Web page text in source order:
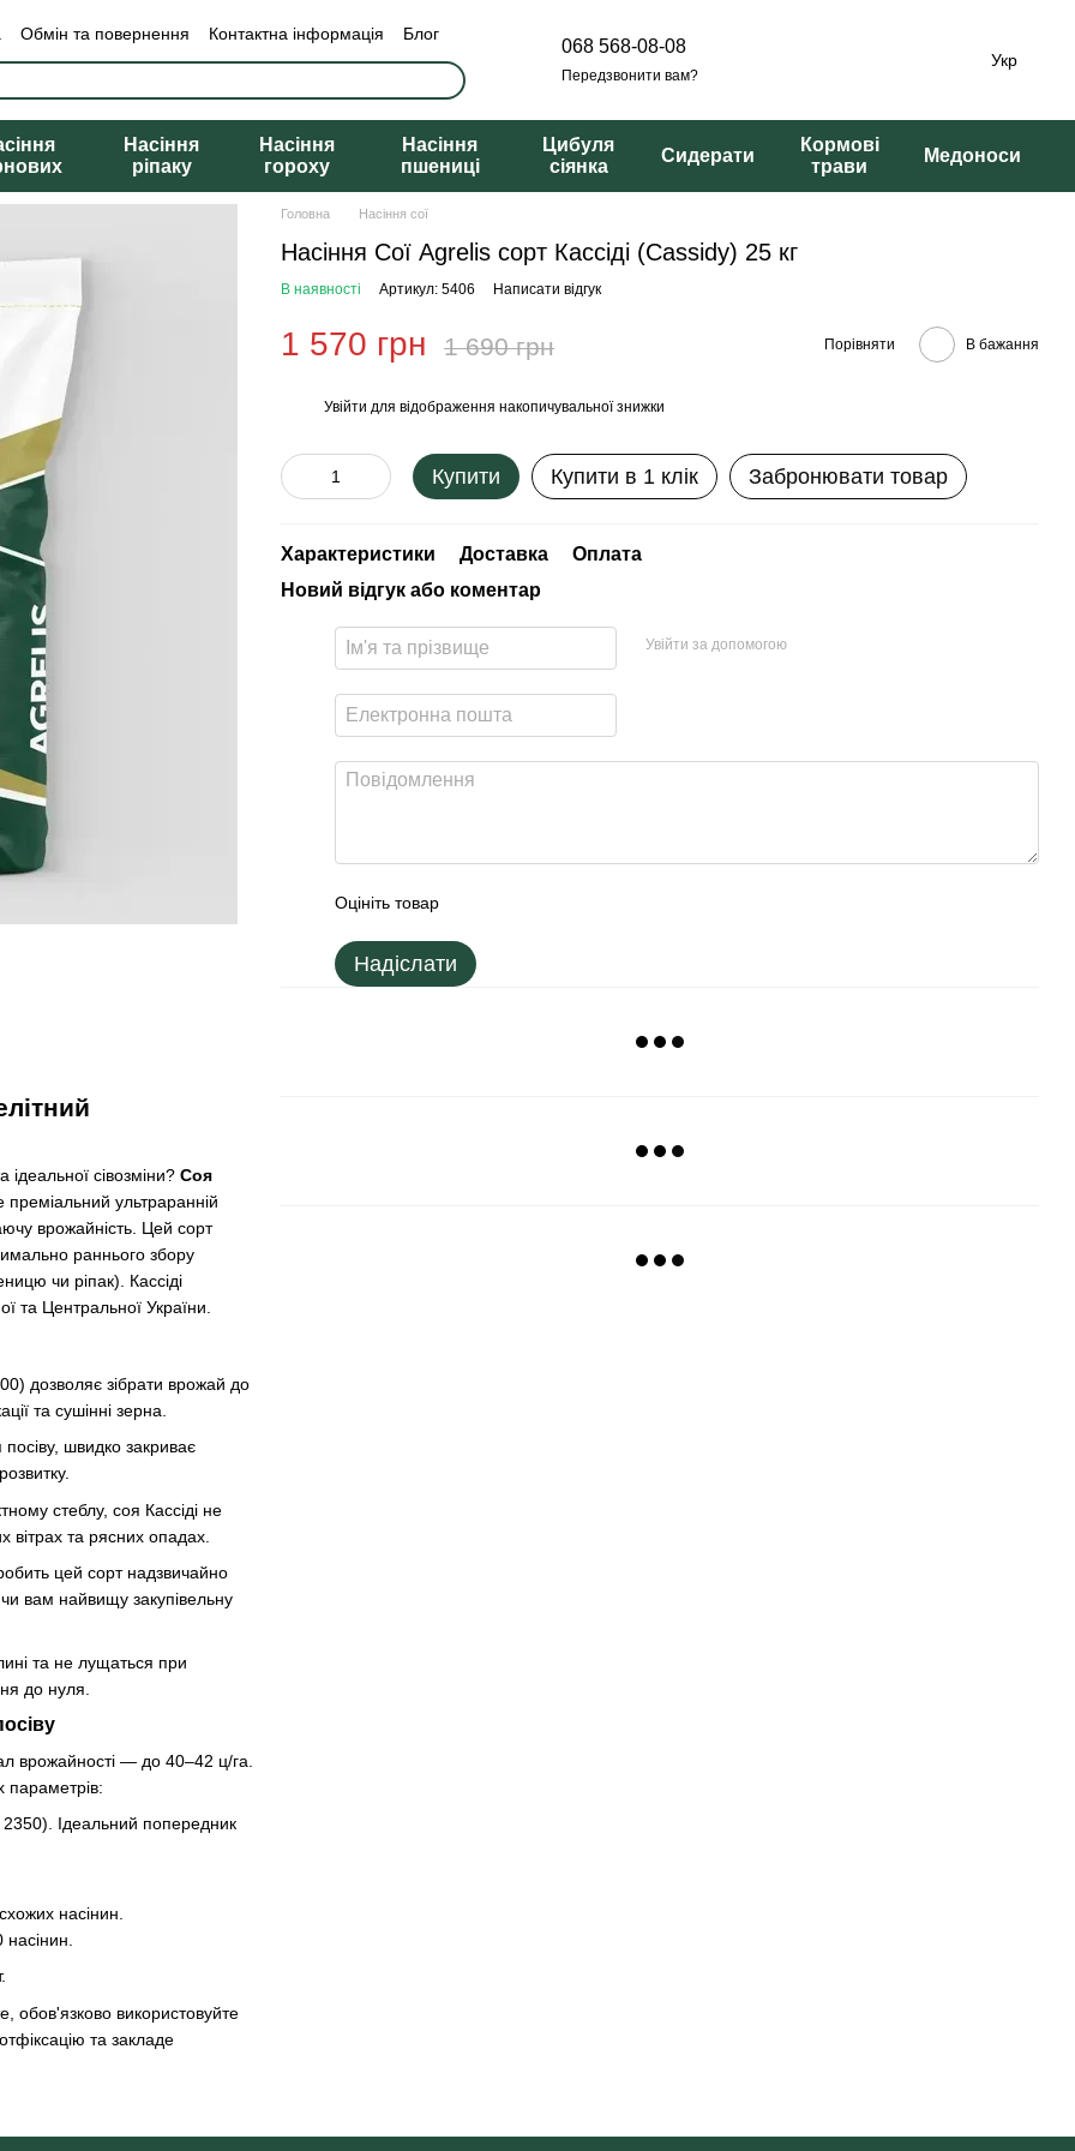
Обмін та повернення Контактна інформація Блог
068 568-08-08
Передзвонити вам?
Укр
Насіння
ріпаку
Насіння
гороху
Насіння
пшениці
Цибуля
сіянка
Сидерати
Кормові
трави
Медоноси
сівозміни? Соя
преміальний ультраранній
врожайність. Цей сорт
раннього збору
чи ріпак). Кассіді
та Центральної України.
дозволяє зібрати врожай до
та сушінні зерна.
швидко закриває
стеблу, соя Кассіді не
вітрах та рясних опадах.
цей сорт надзвичайно
вам найвищу закупівельну
та не лущаться при
до нуля.
врожайності — до 40–42 ц/га.
параметрів:
Ідеальний попередник
насінин.
обов'язково використовуйте
та закладе
Головна Насіння сої
Насіння Сої Agrelis сорт Кассіді (Cassidy) 25 кг
В наявності Артикул: 5406 Написати відгук
1 570 грн 1 690 грн Порівняти В бажання
Увійти для відображення накопичувальної знижки
Купити Купити в 1 клік Забронювати товар
Характеристики Доставка
Оплата
Новий відгук або коментар
Увійти за допомогою
Оцініть товар
Надіслати